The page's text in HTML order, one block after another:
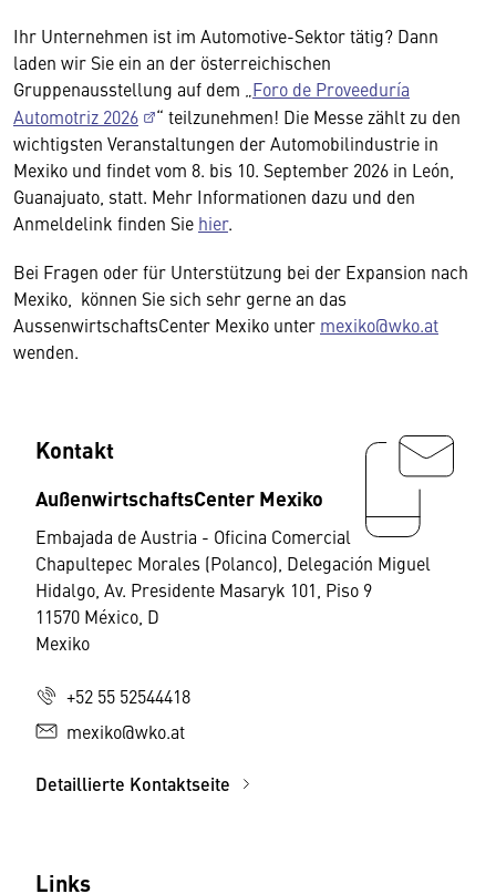
Ihr Unternehmen ist im Automotive-Sektor tätig? Dann
laden wir Sie ein an der österreichischen
Gruppenausstellung auf dem „ Foro de Proveeduría
Automotriz 2026
“ teilzunehmen! Die Messe zählt zu den
wichtigsten Veranstaltungen der Automobilindustrie in
Mexiko und findet vom 8. bis 10. September 2026 in León,
Guanajuato, statt. Mehr Informationen dazu und den
Anmeldelink finden Sie hier.
Bei Fragen oder für Unterstützung bei der Expansion nach
Mexiko, können Sie sich sehr gerne an das
AussenwirtschaftsCenter Mexiko unter mexiko@wko.at
wenden.
Kontakt
AußenwirtschaftsCenter Mexiko
Embajada de Austria - Oficina Comercial
Chapultepec Morales (Polanco), Delegación Miguel
Hidalgo, Av. Presidente Masaryk 101, Piso 9
11570 México, D
Mexiko
+52 55 52544418
mexiko@wko.at
Detaillierte Kontaktseite
Links